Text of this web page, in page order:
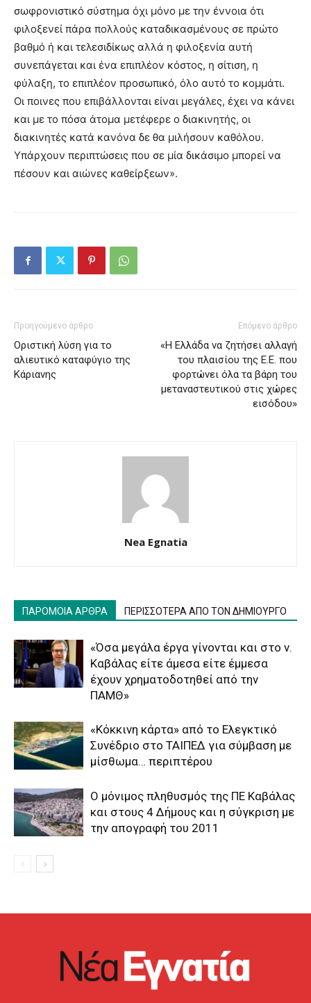
σωφρονιστικό σύστημα όχι μόνο με την έννοια ότι
φιλοξενεί πάρα πολλούς καταδικασμένους σε πρώτο
βαθμό ή και τελεσιδίκως αλλά η φιλοξενία αυτή
συνεπάγεται και ένα επιπλέον κόστος, η σίτιση, η
φύλαξη, το επιπλέον προσωπικό, όλο αυτό το κομμάτι.
Οι ποινες που επιβάλλονται είναι μεγάλες, έχει να κάνει
και με το πόσα άτομα μετέφερε ο διακινητής, οι
διακινητές κατά κανόνα δε θα μιλήσουν καθόλου.
Υπάρχουν περιπτώσεις που σε μία δικάσιμο μπορεί να
πέσουν και αιώνες καθείρξεων».
Προηγούμενο άρθρο
Οριστική λύση για το
αλιευτικό καταφύγιο της
Κάριανης
Επόμενο άρθρο
«Η Ελλάδα να ζητήσει αλλαγή
του πλαισίου της Ε.Ε. που
φορτώνει όλα τα βάρη του
μεταναστευτικού στις χώρες
εισόδου»
Nea Egnatia
ΠΑΡΟΜΟΙΑ ΑΡΘΡΑ ΠΕΡΙΣΣΟΤΕΡΑ ΑΠΟ ΤΟΝ ΔΗΜΙΟΥΡΓΟ
«Όσα μεγάλα έργα γίνονται και στο ν.
Καβάλας είτε άμεσα είτε έμμεσα
έχουν χρηματοδοτηθεί από την
ΠΑΜΘ»
«Κόκκινη κάρτα» από το Ελεγκτικό
Συνέδριο στο ΤΑΙΠΕΔ για σύμβαση με
μίσθωμα… περιπτέρου
Ο μόνιμος πληθυσμός της ΠΕ Καβάλας
και στους 4 Δήμους και η σύγκριση με
την απογραφή του 2011